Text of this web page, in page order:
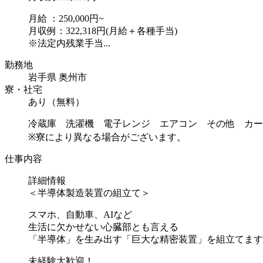
月給 ：250,000円~
月収例：322,318円(月給＋各種手当)
※法定内残業手当...
勤務地
岩手県 奥州市
寮・社宅
あり（無料）
冷蔵庫 洗濯機 電子レンジ エアコン その他 カー
※寮により異なる場合がございます。
仕事内容
詳細情報
＜半導体製造装置の組立て＞
スマホ、自動車、AIなど
生活に欠かせない心臓部とも言える
「半導体」を生み出す「巨大な精密装置」を組立てます
未経験大歓迎！